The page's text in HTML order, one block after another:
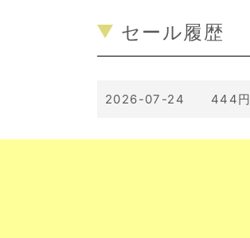
セール履歴
2026-07-24 444円